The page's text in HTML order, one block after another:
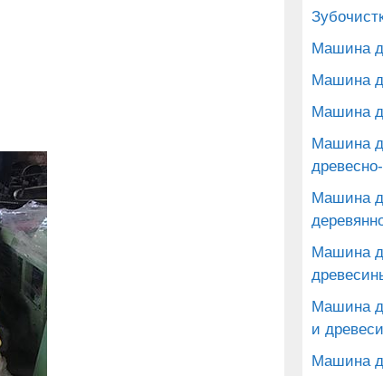
Машина
Машина
Машина
Машина
Машина
Машина
Машина
и
Машина